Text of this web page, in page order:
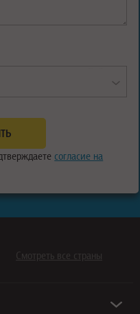
согласие на
Смотреть все страны